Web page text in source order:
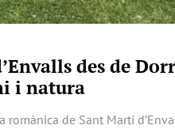
des de
i natura
romànica de Sant Martí